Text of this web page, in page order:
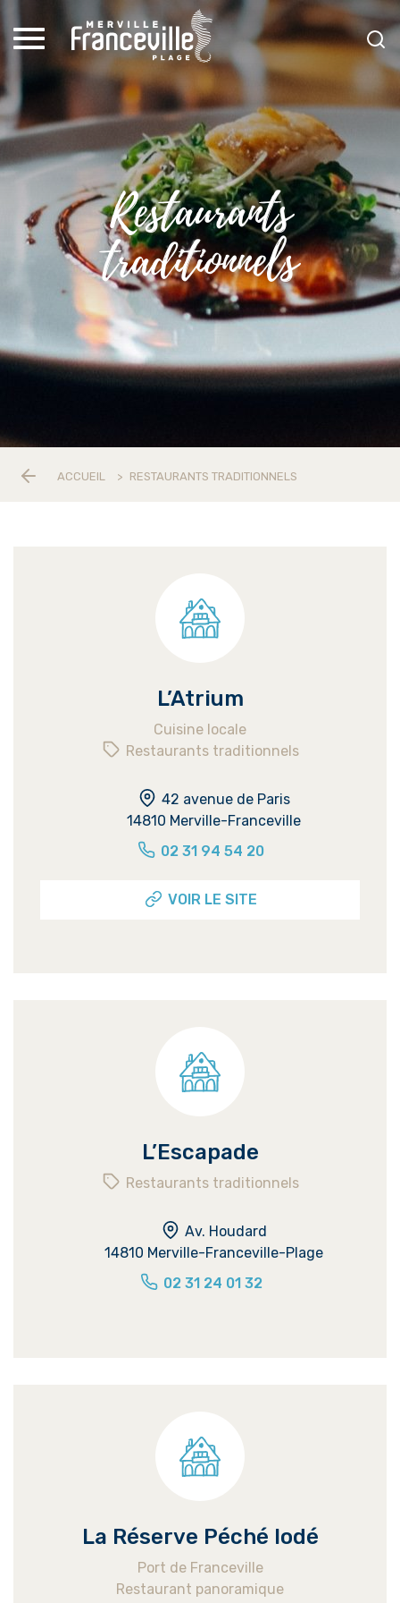
Restaurants
traditionnels
ACCUEIL > RESTAURANTS TRADITIONNELS
L’Atrium
Cuisine locale
Restaurants traditionnels
42 avenue de Paris
14810 Merville-Franceville
02 31 94 54 20
VOIR LE SITE
L’Escapade
Restaurants traditionnels
Av. Houdard
14810 Merville-Franceville-Plage
02 31 24 01 32
La Réserve Péché Iodé
Port de Franceville
Restaurant panoramique